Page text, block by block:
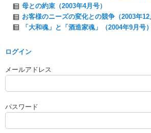
母との約束（2003年4月号）
お客様のニーズの変化との競争（2003年12
「大和魂」と「酒造家魂」（2004年9月号）
ログイン
メールアドレス
パスワード